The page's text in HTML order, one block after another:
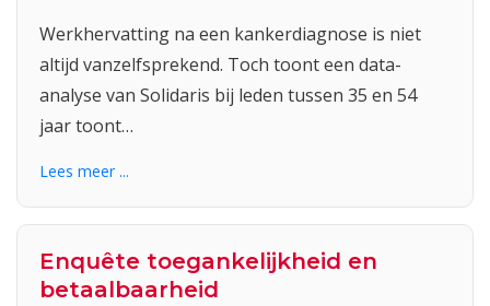
Werkhervatting na een kankerdiagnose is niet
altijd vanzelfsprekend. Toch toont een data-
analyse van Solidaris bij leden tussen 35 en 54
jaar toont…
Lees meer ...
Enquête toegankelijkheid en
betaalbaarheid